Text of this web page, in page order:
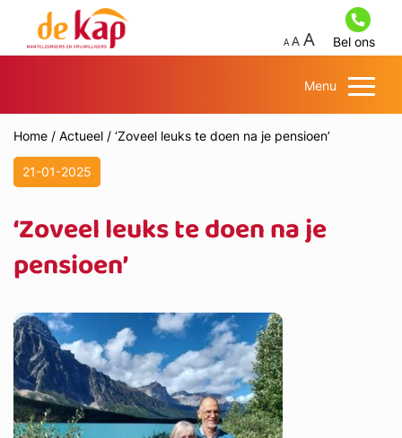
Bel ons
Menu
Home / Actueel / ‘Zoveel leuks te doen na je pensioen’
21-01-2025
‘Zoveel leuks te doen na je
pensioen’